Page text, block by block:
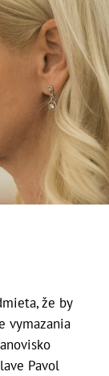
že by
vymazania
Pavol